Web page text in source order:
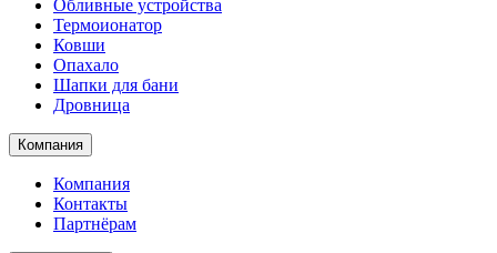
Обливные устройства
Термоионатор
Ковши
Опахало
Шапки для бани
Дровница
Компания
Компания
Контакты
Партнёрам